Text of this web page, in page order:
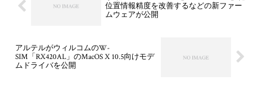
位置情報精度を改善するなどの新ファー
ムウェアが公開
アルテルがウィルコムのW-
SIM「RX420AL」のMacOS X 10.5向けモデ
ムドライバを公開